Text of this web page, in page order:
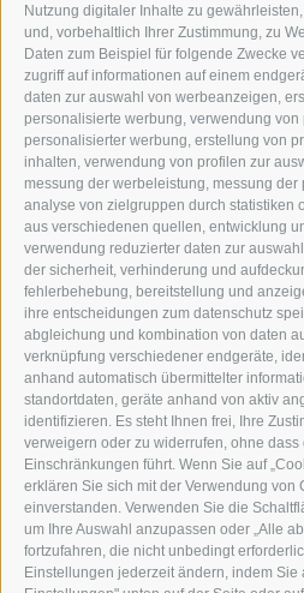
Nutzung digitaler Inhalte zu
und, vorbehaltlich Ihrer Zustimmung, zu
Daten zum Beispiel für folgende Zwecke
zugriff auf informationen auf einem
daten zur auswahl von werbeanzeigen,
personalisierte werbung, verwendung von
personalisierter werbung, erstellung von
inhalten, verwendung von profilen zur
messung der werbeleistung, messung
analyse von zielgruppen durch statistiken
aus verschiedenen quellen, entwicklung
verwendung reduzierter daten zur
der sicherheit, verhinderung und
fehlerbehebung, bereitstellung und
ihre entscheidungen zum datenschutz
abgleichung und kombination von daten
verknüpfung verschiedener endgeräte,
anhand automatisch übermittelter
standortdaten, geräte anhand von aktiv
identifizieren. Es steht Ihnen frei, Ihre
verweigern oder zu widerrufen, ohne
Einschränkungen führt. Wenn Sie auf
erklären Sie sich mit der Verwendung von
einverstanden. Verwenden Sie die
um Ihre Auswahl anzupassen oder „Alle
fortzufahren, die nicht unbedingt
Einstellungen jederzeit ändern, indem Sie
DER ERKER
NEUSTADT 20A
I-39049 STERZING
TEL.: +39 0472 766876
GRAFIK@DERERKER.IT
INFO@DERERKER.IT
DER ERKER
WERBEN IM ERKER
ONLINE-WERBUNG
SEPA-DAUERAUFTRAG
REGELN LESERKOMMENTARE
ONLINE VOTING
SERVICE
VERANSTALTUNGSKALENDER
KLEINANZEIGER
NÜTZLICHE LINKS
WETTER